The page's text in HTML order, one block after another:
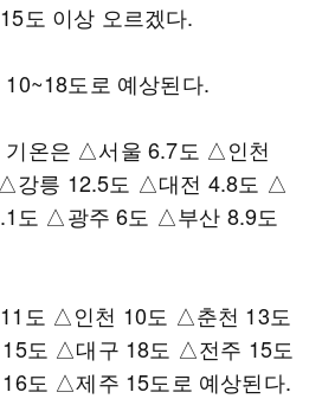
도 이상 오르겠다.
도로 예상된다.
기온은 △서울 6.7도 △인천
강릉 12.5도 △대전 4.8도 △
도 △광주 6도 △부산 8.9도
도 △인천 10도 △춘천 13도
도 △대구 18도 △전주 15도
도 △제주 15도로 예상된다.